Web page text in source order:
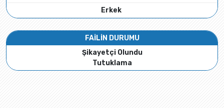
Erkek
FAİLİN DURUMU
Şikayetçi Olundu
Tutuklama